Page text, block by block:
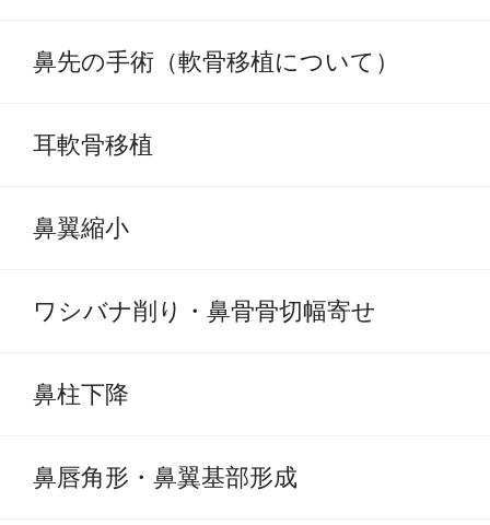
鼻先の手術（軟骨移植について）
耳軟骨移植
鼻翼縮小
ワシバナ削り・鼻骨骨切幅寄せ
鼻柱下降
鼻唇角形・鼻翼基部形成